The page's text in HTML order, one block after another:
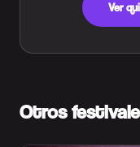
Ver
Otros